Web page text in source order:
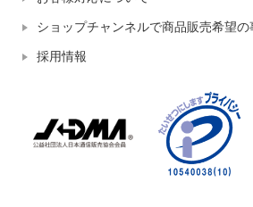
ショップチャンネルで商品販売希望の
採用情報